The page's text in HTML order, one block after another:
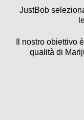
JustBob
Il nostro obiettivo
qualità di